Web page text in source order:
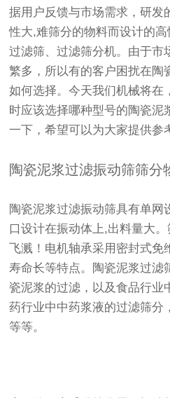
据用户反馈与市场需求，研发
性大,难筛分的物料而设计的
过滤筛、过滤筛分机。由于市
繁多，所以有的客户困扰在陶
如何选择。今天我们机械将在
时应该选择哪种型号的陶瓷泥
一下，希望可以为大家提供参
陶瓷泥浆过滤振动筛筛分
陶瓷泥浆过滤振动筛具有单网
口设计在振动体上,出料量大
飞溅！电机轴承采用密封式免
寿命长等特点。陶瓷泥浆过滤
瓷泥浆的过滤，以及食品行业
药行业中中药浆液的过滤筛分
等等。